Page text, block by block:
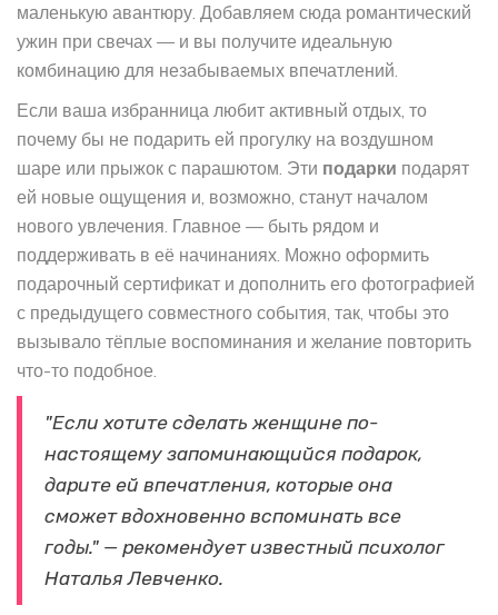
маленькую авантюру. Добавляем сюда романтический
ужин при свечах — и вы получите идеальную
комбинацию для незабываемых впечатлений.
Если ваша избранница любит активный отдых, то
почему бы не подарить ей прогулку на воздушном
шаре или прыжок с парашютом. Эти подарки подарят
ей новые ощущения и, возможно, станут началом
нового увлечения. Главное — быть рядом и
поддерживать в её начинаниях. Можно оформить
подарочный сертификат и дополнить его фотографией
с предыдущего совместного события, так, чтобы это
вызывало тёплые воспоминания и желание повторить
что-то подобное.
"Если хотите сделать женщине по-
настоящему запоминающийся подарок,
дарите ей впечатления, которые она
сможет вдохновенно вспоминать все
годы." — рекомендует известный психолог
Наталья Левченко.